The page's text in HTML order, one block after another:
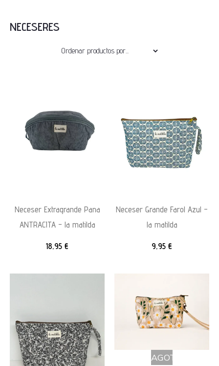
NECESERES
Neceser Extragrande Pana
ANTRACITA – la matilda
18,95 €
Neceser Grande Farol Azul –
la matilda
9,95 €
AGOTADO